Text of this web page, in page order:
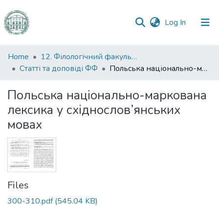
Log In (current)
Communities
&
All of DSpace
Statistics
Home
12. Філологічний факультет
Статті та доповіді ФФ
Польська національно-маркована лексика у східнослов’янських мовах
Польська національно-маркована
лексика у східнослов’янських
мовах
Files
300-310.pdf(545.04 KB)